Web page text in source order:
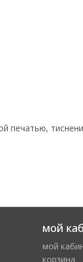
печатью,
мой
мой
корзина